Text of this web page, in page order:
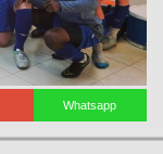
Whatsapp
KÜNYE
İLETİŞİM